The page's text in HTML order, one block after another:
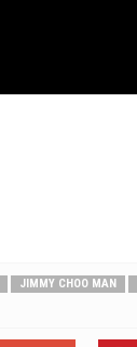
JIMMY CHOO MAN